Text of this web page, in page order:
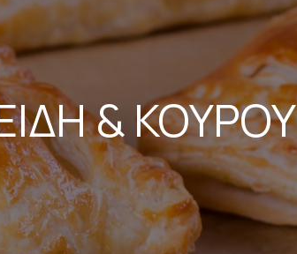
& ΚΟΥΡΟΥ